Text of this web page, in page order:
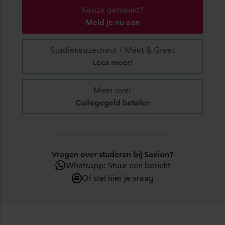
Keuze gemaakt?
Meld je nu aan
Studiekeuzecheck / Meet & Greet
Lees meer!
Meer over
Collegegeld betalen
Vragen over studeren bij Saxion?
Whatsapp: Stuur een bericht
Of stel hier je vraag